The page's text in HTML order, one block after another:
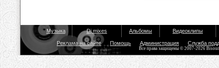
Музыка Dj mixes Альбомы Видеоклипы
Реклама на сайте Помощь Администрация Служба
Все права защищены © 2007-2026